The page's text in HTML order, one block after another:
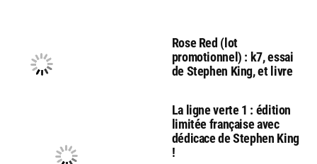
Rose Red (lot
promotionnel) : k7, essai
de Stephen King, et livre
La ligne verte 1 : édition
limitée française avec
dédicace de Stephen King
!